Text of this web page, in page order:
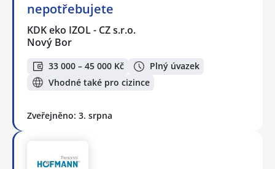
nepotřebujete
KDK eko IZOL - CZ s.r.o.
Nový Bor
33 000 – 45 000 Kč
Plný úvazek
Vhodné také pro cizince
Zveřejněno: 3. srpna